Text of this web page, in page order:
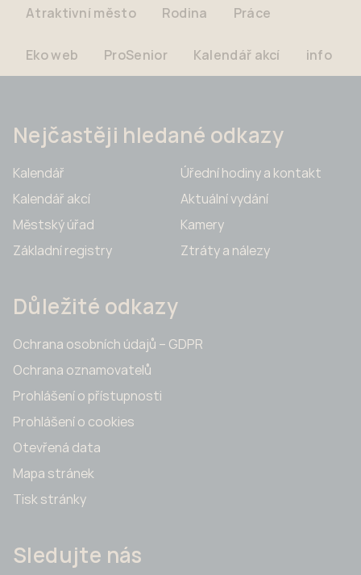
Atraktivní město Rodina Práce
Eko web ProSenior Kalendář akcí info
Nejčastěji hledané odkazy
Kalendář
Kalendář akcí
Městský úřad
Základní registry
Úřední hodiny a kontakt
Aktuální vydání
Kamery
Ztráty a nálezy
Důležité odkazy
Ochrana osobních údajů – GDPR
Ochrana oznamovatelů
Prohlášení o přístupnosti
Prohlášení o cookies
Otevřená data
Mapa stránek
Tisk stránky
Sledujte nás